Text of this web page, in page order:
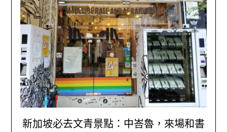
新加坡必去文青景點：中峇魯，來場和書